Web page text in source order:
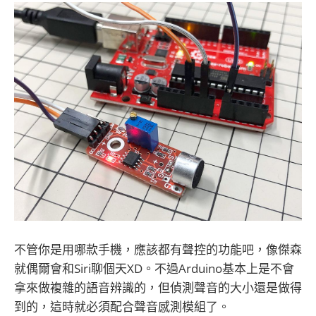
不管你是用哪款手機，應該都有聲控的功能吧，像傑森
就偶爾會和Siri聊個天XD。不過Arduino基本上是不會
拿來做複雜的語音辨識的，但偵測聲音的大小還是做得
到的，這時就必須配合聲音感測模組了。